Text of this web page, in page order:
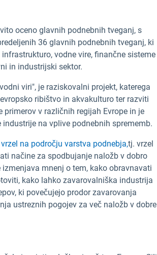
oceno glavnih podnebnih tveganj, s
36 glavnih podnebnih tveganj, ki
vodne vire, finančne sisteme
in industrijski sektor.
viri", je raziskovalni projekt, katerega
ribištvo in akvakulturo ter razviti
v različnih regijah Evrope in je
na vplive podnebnih sprememb.
vrzel na področju varstva podnebja,tj. vrzel
načine za spodbujanje naložb v dobro
mnenj o tem, kako obravnavati
kako lahko zavarovalniška industrija
ki povečujejo prodor zavarovanja
ustreznih pogojev za več naložb v dobre